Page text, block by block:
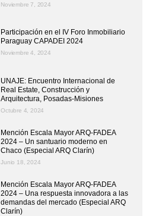
Noviembre 7, 2024
Participación en el IV Foro Inmobiliario
Paraguay CAPADEI 2024
Noviembre 4, 2024
UNAJE: Encuentro Internacional de
Real Estate, Construcción y
Arquitectura, Posadas-Misiones
Octubre 4, 2024
Mención Escala Mayor ARQ-FADEA
2024 – Un santuario moderno en
Chaco (Especial ARQ Clarín)
Junio 18, 2024
Mención Escala Mayor ARQ-FADEA
2024 – Una respuesta innovadora a las
demandas del mercado (Especial ARQ
Clarín)